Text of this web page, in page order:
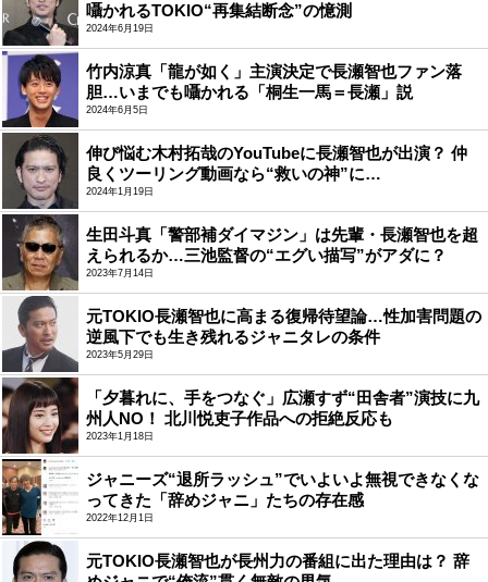
囁かれるTOKIO“再集結断念”の憶測
2024年6月19日
竹内涼真「龍が如く」主演決定で長瀬智也ファン落
胆…いまでも囁かれる「桐生一馬＝長瀬」説
2024年6月5日
伸び悩む木村拓哉のYouTubeに長瀬智也が出演？ 仲
良くツーリング動画なら“救いの神”に…
2024年1月19日
生田斗真「警部補ダイマジン」は先輩・長瀬智也を超
えられるか…三池監督の“エグい描写”がアダに？
2023年7月14日
元TOKIO長瀬智也に高まる復帰待望論…性加害問題の
逆風下でも生き残れるジャニタレの条件
2023年5月29日
「夕暮れに、手をつなぐ」広瀬すず“田舎者”演技に九
州人NO！ 北川悦吏子作品への拒絶反応も
2023年1月18日
ジャニーズ“退所ラッシュ”でいよいよ無視できなくな
ってきた「辞めジャニ」たちの存在感
2022年12月1日
元TOKIO長瀬智也が長州力の番組に出た理由は？ 辞